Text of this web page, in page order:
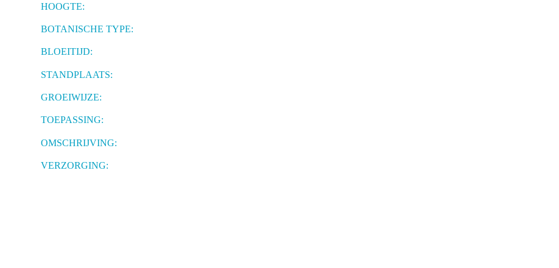
HOOGTE:
BOTANISCHE TYPE:
BLOEITIJD:
STANDPLAATS:
GROEIWIJZE:
TOEPASSING:
OMSCHRIJVING:
VERZORGING: